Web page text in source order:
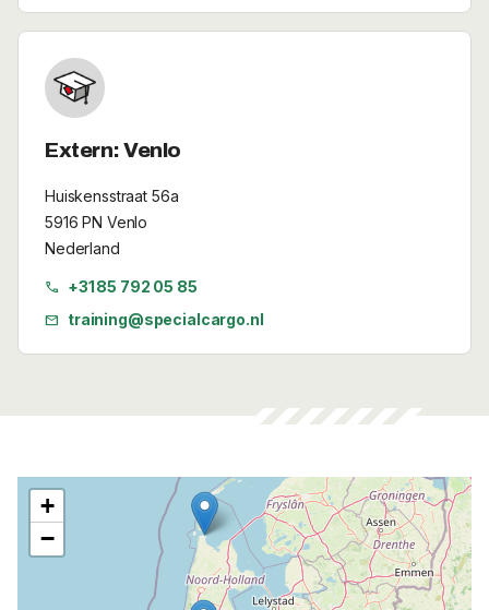
Extern: Venlo
Huiskensstraat 56a
5916 PN Venlo
Nederland
call +31 85 792 05 85
mail training@specialcargo.nl
+
−